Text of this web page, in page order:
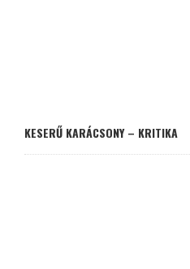
KESERŰ KARÁCSONY – KRITIKA